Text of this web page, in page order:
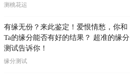
测桃花运
有缘无份？来此鉴定！爱恨情愁，你和
Ta的缘分能否有好的结果？ 超准的缘分
测试告诉你！
缘分测试